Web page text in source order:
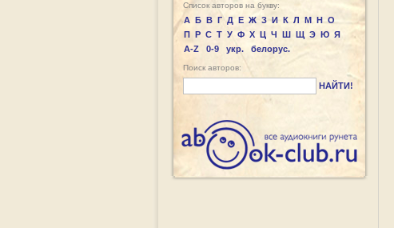
Список авторов на букву:
А Б В Г Д Е Ж З И К Л М Н О
П Р С Т У Ф Х Ц Ч Ш Щ Э Ю Я
A-Z
0-9 укр. белорус.
Поиск авторов:
НАЙТИ!